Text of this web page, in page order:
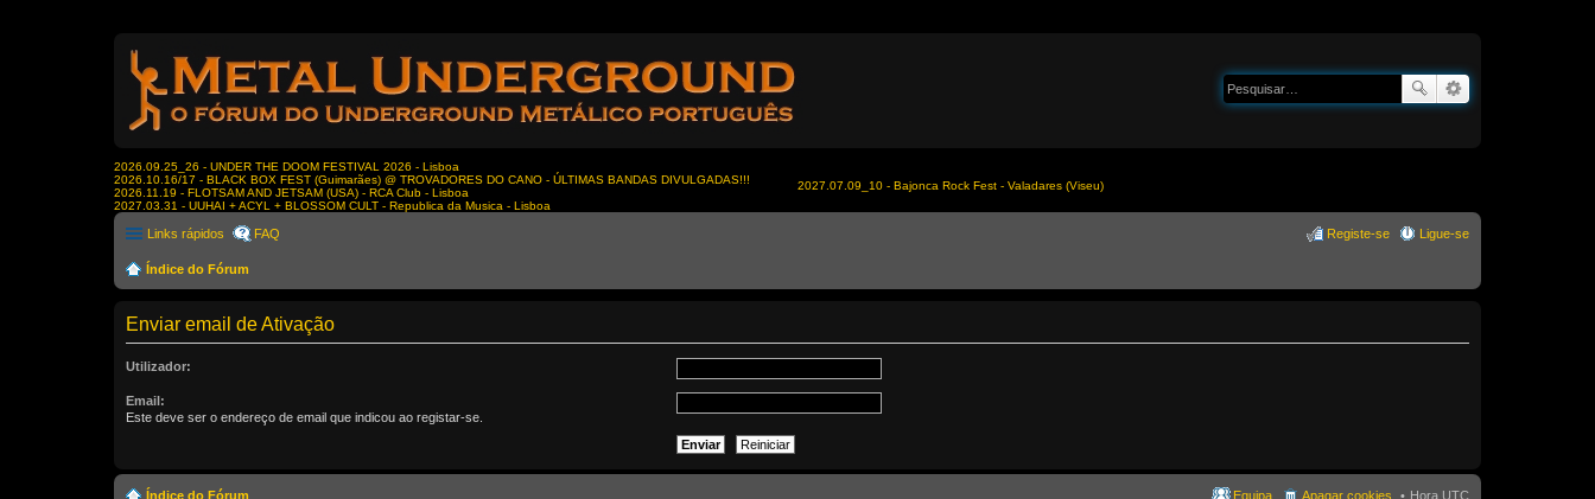
2026.09.25_26 - UNDER THE DOOM FESTIVAL 2026 - Lisboa
2026.10.16/17 - BLACK BOX FEST (Guimarães) @ TROVADORES DO CANO - ÚLTIMAS BANDAS DIVULGADAS!!!
2026.11.19 - FLOTSAM AND JETSAM (USA) - RCA Club - Lisboa
2027.03.31 - UUHAI + ACYL + BLOSSOM CULT - Republica da Musica - Lisboa
2027.07.09_10 - Bajonca Rock Fest - Valadares (Viseu)
Links rápidos FAQ Ligue-se
Registe-se
Índice do Fórum
Enviar email de Ativação
Utilizador:
Email:
Este deve ser o endereço de email que indicou ao registar-se.
Índice do Fórum Hora UTC
Apagar cookies
Equipa